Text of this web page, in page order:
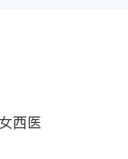
西医